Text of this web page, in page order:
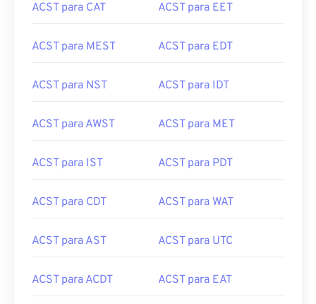
ACST para CAT ACST para EET
ACST para MEST ACST para EDT
ACST para NST ACST para IDT
ACST para AWST ACST para MET
ACST para IST ACST para PDT
ACST para CDT ACST para WAT
ACST para AST ACST para UTC
ACST para ACDT ACST para EAT